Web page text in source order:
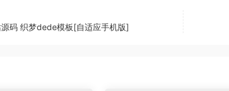
码 织梦dede模板[自适应手机版]